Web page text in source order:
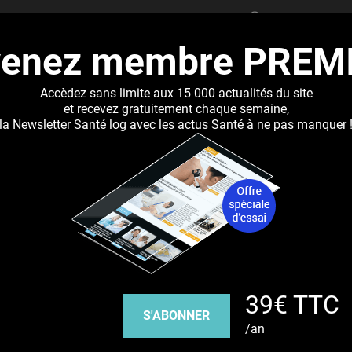
Jump to navigation
RECHERCHER
multiplie les marqueurs par 100 millions
Youbute
membre
Accèdez sans limite aux 15 000 actualités du site
et recevez gratuitement chaque semaine,
la Newsletter Santé log avec les actus Santé à ne pas manquer !
S'ABONNER 39€ TTC
/an